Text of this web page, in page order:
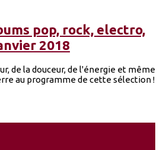
pop, rock, electro,
2018
de la douceur, de l'énergie et même
au programme de cette sélection !